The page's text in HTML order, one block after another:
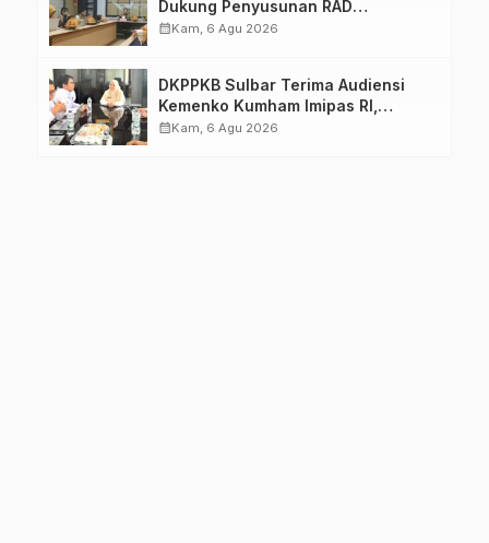
Dukung Penyusunan RAD
TPB/SDGs Sulawesi Barat
calendar_monthKam, 6 Agu 2026
DKPPKB Sulbar Terima Audiensi
Kemenko Kumham Imipas RI,
Perkuat Pelayanan Kesehatan bagi
calendar_monthKam, 6 Agu 2026